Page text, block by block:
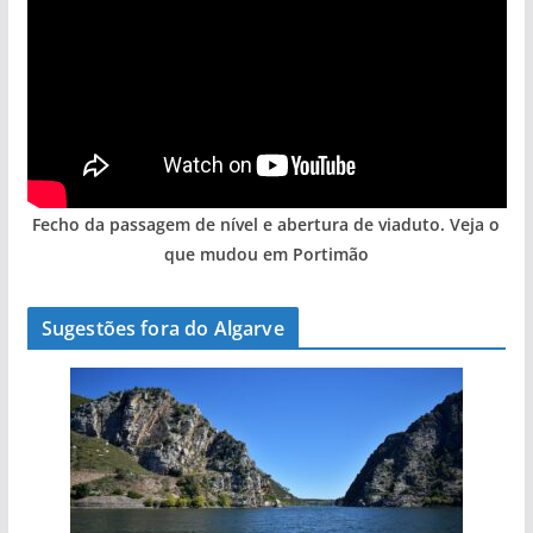
Fecho da passagem de nível e abertura de viaduto. Veja o
que mudou em Portimão
Sugestões fora do Algarve
A aldeia mais portuguesa de Portugal (com